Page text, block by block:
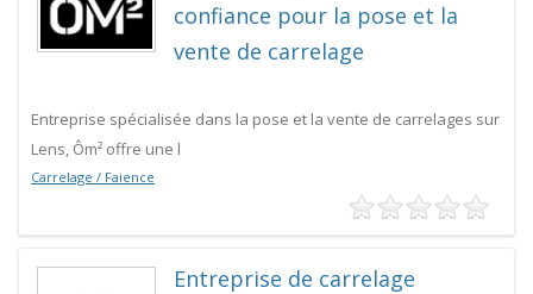
confiance pour la pose et la
vente de carrelage
Entreprise spécialisée dans la pose et la vente de carrelages sur
Lens, Ôm² offre une l
Carrelage / Faience
Entreprise de carrelage